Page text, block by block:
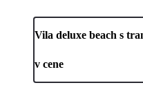
Vila deluxe beach s
v cene